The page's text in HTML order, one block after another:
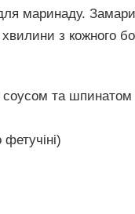
для маринаду.
4 хвилини з
та шпинатом